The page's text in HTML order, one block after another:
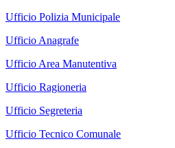
Ufficio Polizia Municipale
Ufficio Anagrafe
Ufficio Area Manutentiva
Ufficio Ragioneria
Ufficio Segreteria
Ufficio Tecnico Comunale